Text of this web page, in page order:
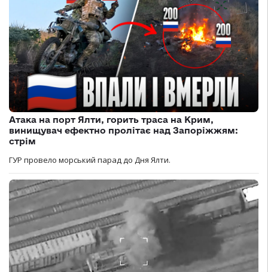
Атака на порт Ялти, горить траса на Крим,
винищувач ефектно пролітає над Запоріжжям:
стрім
ГУР провело морський парад до Дня Ялти.